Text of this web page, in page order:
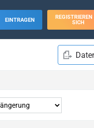
EINTRAGEN
REGISTRIEREN
SICH